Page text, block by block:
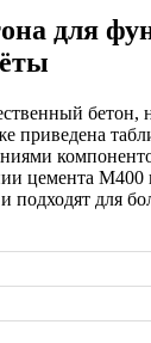
для
бетон,
приведена
цемента
подходят для